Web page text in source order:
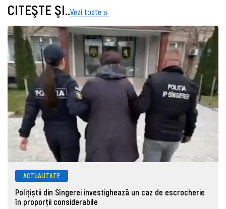
CITEŞTE ŞI..Vezi toate
ACTUALITATE
Polițiștii din Sîngerei investighează un caz de escrocherie
în proporții considerabile